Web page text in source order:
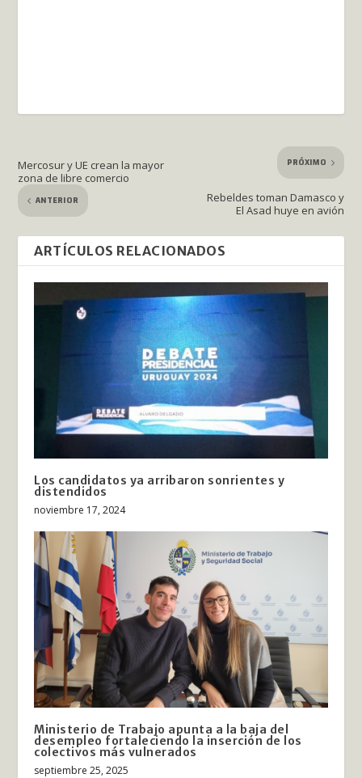
Mercosur y UE crean la mayor
zona de libre comercio
ANTERIOR
PRÓXIMO
Rebeldes toman Damasco y
El Asad huye en avión
ARTÍCULOS RELACIONADOS
Los candidatos ya arribaron sonrientes y
distendidos
noviembre 17, 2024
Ministerio de Trabajo apunta a la baja del
desempleo fortaleciendo la inserción de los
colectivos más vulnerados
septiembre 25, 2025